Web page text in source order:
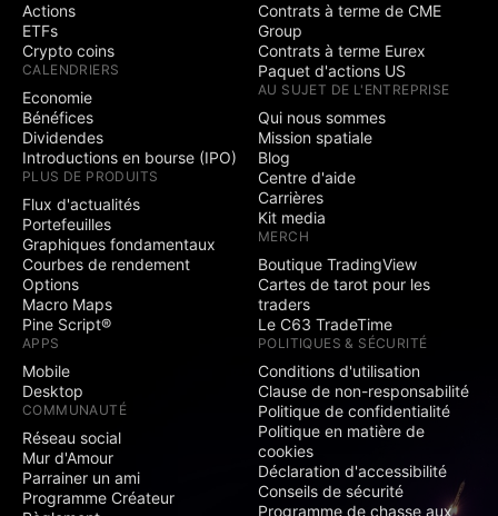
Actions
ETFs
Crypto coins
CALENDRIERS
Economie
Bénéfices
Dividendes
Introductions en bourse (IPO)
PLUS DE PRODUITS
Flux d'actualités
Portefeuilles
Graphiques fondamentaux
Courbes de rendement
Options
Macro Maps
Pine Script®
APPS
Mobile
Desktop
COMMUNAUTÉ
Réseau social
Mur d'Amour
Parrainer un ami
Programme Créateur
Contrats à terme de CME
Group
Contrats à terme Eurex
Paquet d'actions US
AU SUJET DE L'ENTREPRISE
Qui nous sommes
Mission spatiale
Blog
Centre d'aide
Carrières
Kit media
MERCH
Boutique TradingView
Cartes de tarot pour les
traders
Le C63 TradeTime
POLITIQUES & SÉCURITÉ
Conditions d'utilisation
Clause de non-responsabilité
Politique de confidentialité
Politique en matière de
cookies
Déclaration d'accessibilité
Conseils de sécurité
Programme de chasse aux